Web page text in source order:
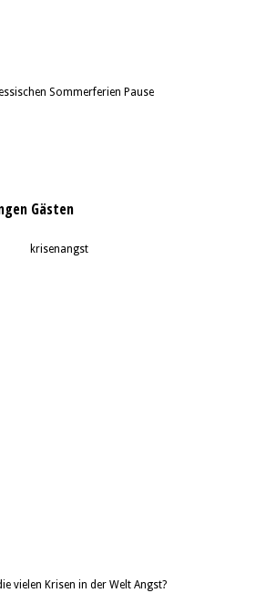
Sommerferien Pause
Gästen
vielen Krisen in der Welt Angst?